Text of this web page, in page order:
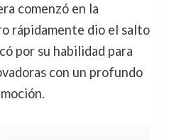
comenzó en la
rápidamente dio el salto
por su habilidad para
con un profundo